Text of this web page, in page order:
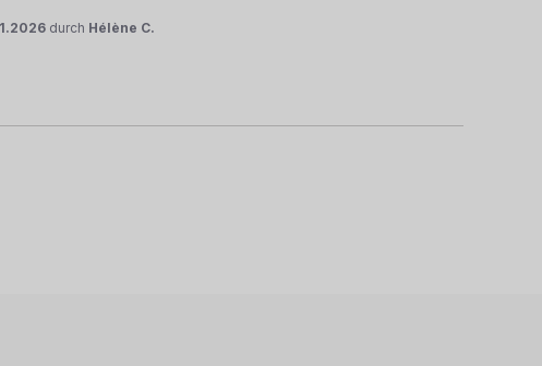
durch Hélène C.